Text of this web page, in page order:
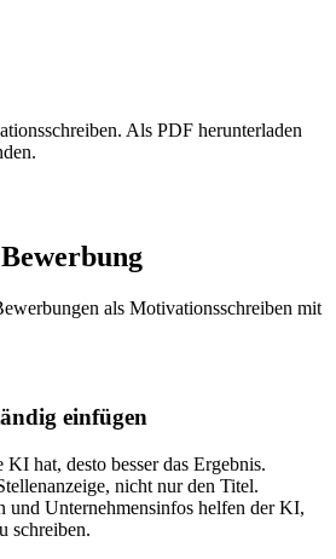
Als PDF herunterladen
als Motivationsschreiben mit
einfügen
hat, desto besser das Ergebnis.
nicht nur den Titel.
und Unternehmensinfos helfen der KI,
schreiben.